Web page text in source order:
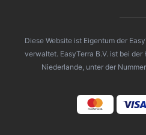
Diese Website ist Eigentum der
verwaltet. EasyTerra B.V. ist bei der
Niederlande, unter der